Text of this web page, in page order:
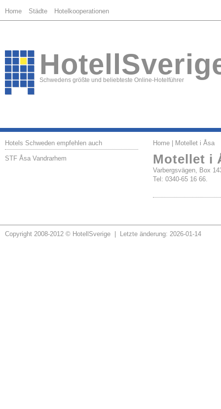
Home Städte Hotelkooperationen
Schwedens größte und beliebteste Online-Hotelführer
Hotels Schweden empfehlen auch
STF Åsa Vandrarhem
Home | Motellet i Åsa
Motellet i
Varbergsvägen, Box
Tel: 0340-65 16 66.
Copyright 2008-2012 © HotellSverige | Letzte änderung: 2026-01-14